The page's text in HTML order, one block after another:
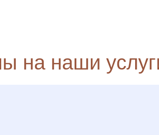
на наши